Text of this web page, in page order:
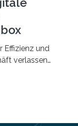
Effizienz und
verlassen
Partnern.